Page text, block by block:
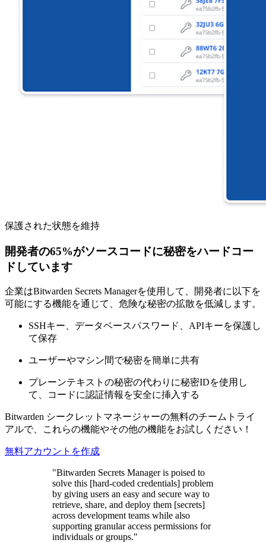
保護された状態を維持
開発者の65%がソースコードに秘密をハードコー
ドしています
企業はBitwarden Secrets Managerを使用して、開発者に以下を
可能にする機能を通じて、危険な秘密の拡散を低減します。
SSHキー、データベースパスワード、APIキーを保護し
て保存
ユーザーやマシン間で秘密を簡単に共有
プレーンテキストの秘密の代わりに秘密IDを使用し
て、コードに認証情報を安全に挿入する
Bitwarden シークレットマネージャーの無料のチームトライ
アルで、これらの機能やその他の機能をお試しください！
無料アカウントを作成
"Bitwarden Secrets Manager is poised to
solve this [hard-coded credentials] problem
by giving users an easy and secure way to
retrieve, share, and deploy them [secrets]
across development teams while also
supporting granular access permissions for
individuals or groups."